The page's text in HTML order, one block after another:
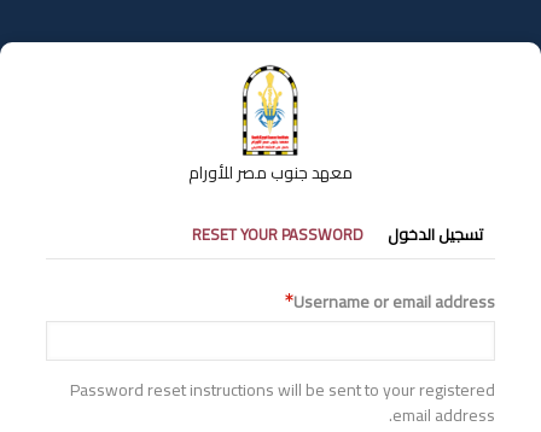
إلى
المحتوى
معهد جنوب مصر للأورام
التبويبات
الأساسية
تسجيل الدخول RESET YOUR PASSWORD
Username or email address
Password reset instructions will be sent to your registered
email address.